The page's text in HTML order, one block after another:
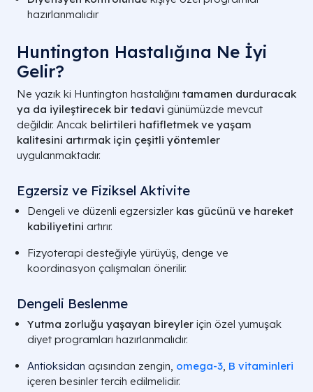
hazırlanmalıdır
Huntington Hastalığına Ne İyi
Gelir?
Ne yazık ki Huntington hastalığını tamamen durduracak
ya da iyileştirecek bir tedavi günümüzde mevcut
değildir. Ancak belirtileri hafifletmek ve yaşam
kalitesini artırmak için çeşitli yöntemler
uygulanmaktadır.
Egzersiz ve Fiziksel Aktivite
Dengeli ve düzenli egzersizler kas gücünü ve hareket
kabiliyetini artırır.
Fizyoterapi desteğiyle yürüyüş, denge ve
koordinasyon çalışmaları önerilir.
Dengeli Beslenme
Yutma zorluğu yaşayan bireyler için özel yumuşak
diyet programları hazırlanmalıdır.
Antioksidan açısından zengin, omega-3, B vitaminleri
içeren besinler tercih edilmelidir.